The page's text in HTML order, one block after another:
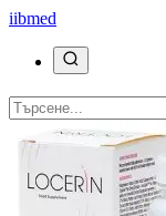
iibmed